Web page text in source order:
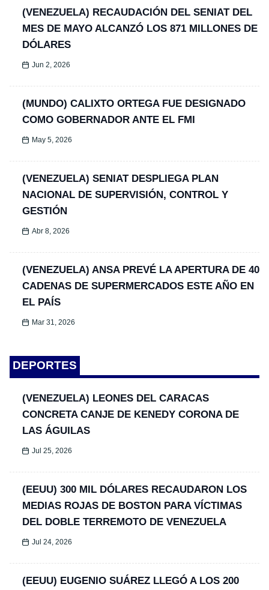
(VENEZUELA) RECAUDACIÓN DEL SENIAT DEL
MES DE MAYO ALCANZÓ LOS 871 MILLONES DE
DÓLARES
Jun 2, 2026
(MUNDO) CALIXTO ORTEGA FUE DESIGNADO
COMO GOBERNADOR ANTE EL FMI
May 5, 2026
(VENEZUELA) SENIAT DESPLIEGA PLAN
NACIONAL DE SUPERVISIÓN, CONTROL Y
GESTIÓN
Abr 8, 2026
(VENEZUELA) ANSA PREVÉ LA APERTURA DE 40
CADENAS DE SUPERMERCADOS ESTE AÑO EN
EL PAÍS
Mar 31, 2026
DEPORTES
(VENEZUELA) LEONES DEL CARACAS
CONCRETA CANJE DE KENEDY CORONA DE
LAS ÁGUILAS
Jul 25, 2026
(EEUU) 300 MIL DÓLARES RECAUDARON LOS
MEDIAS ROJAS DE BOSTON PARA VÍCTIMAS
DEL DOBLE TERREMOTO DE VENEZUELA
Jul 24, 2026
(EEUU) EUGENIO SUÁREZ LLEGÓ A LOS 200